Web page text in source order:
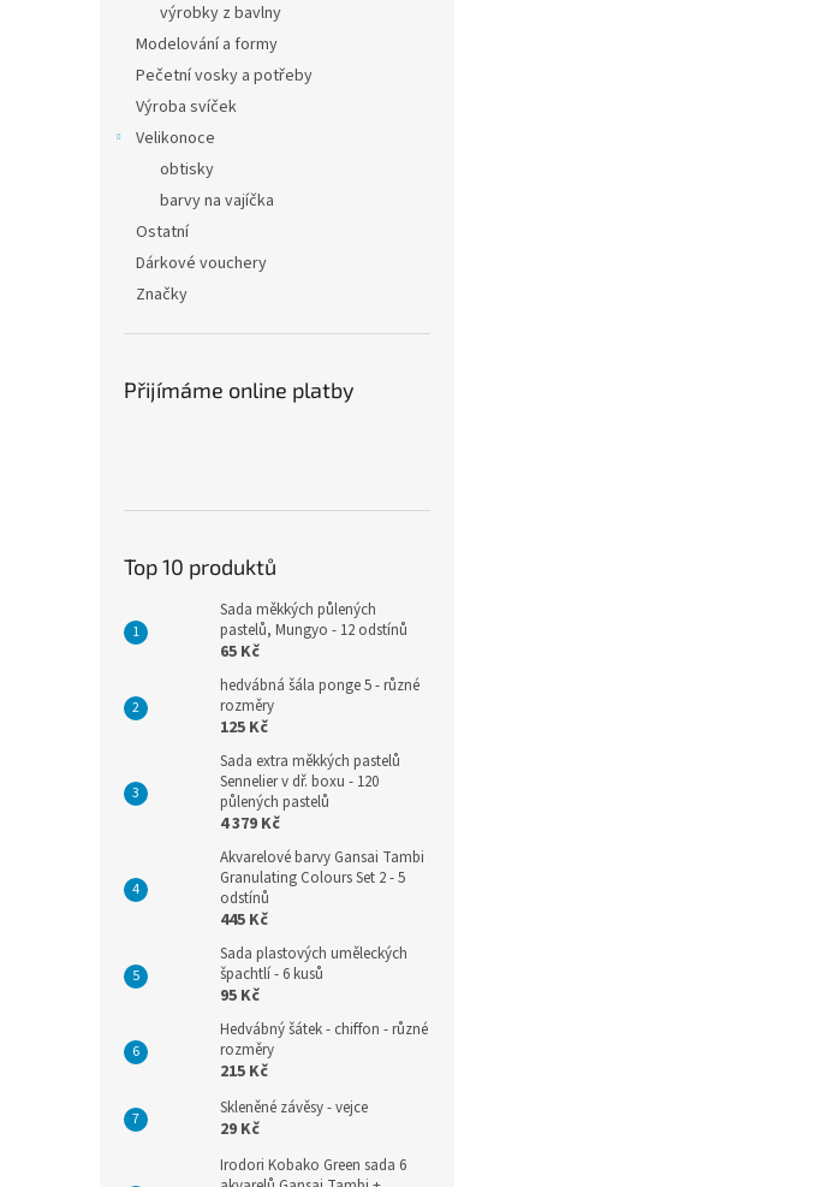
výrobky z bavlny
Modelování a formy
Pečetní vosky a potřeby
Výroba svíček
Velikonoce
obtisky
barvy na vajíčka
Ostatní
Dárkové vouchery
Značky
Přijímáme online platby
Top 10 produktů
Sada měkkých půlených
pastelů, Mungyo - 12 odstínů
65 Kč
hedvábná šála ponge 5 - různé
rozměry
125 Kč
Sada extra měkkých pastelů
Sennelier v dř. boxu - 120
půlených pastelů
4 379 Kč
Akvarelové barvy Gansai Tambi
Granulating Colours Set 2 - 5
odstínů
445 Kč
Sada plastových uměleckých
špachtlí - 6 kusů
95 Kč
Hedvábný šátek - chiffon - různé
rozměry
215 Kč
Skleněné závěsy - vejce
29 Kč
Irodori Kobako Green sada 6